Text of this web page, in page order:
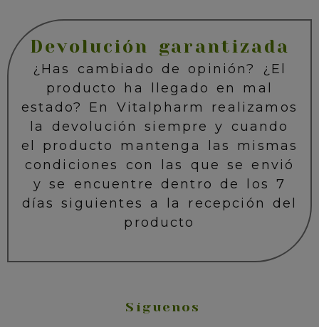
Devolución garantizada
¿Has cambiado de opinión? ¿El
producto ha llegado en mal
estado? En Vitalpharm realizamos
la devolución siempre y cuando
el producto mantenga las mismas
condiciones con las que se envió
y se encuentre dentro de los 7
días siguientes a la recepción del
producto
Síguenos